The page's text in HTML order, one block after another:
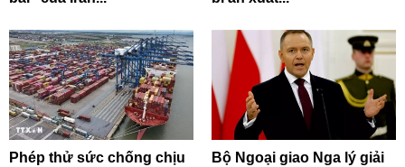
Phép thử sức chống chịu
Bộ Ngoại giao Nga lý giải